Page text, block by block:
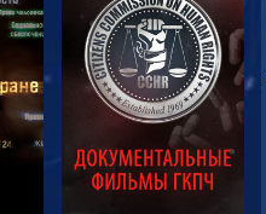
СМОТРЕТЬ